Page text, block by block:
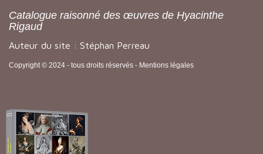
Catalogue raisonné des œuvres de Hyacinthe
Rigaud
Auteur du site : Stéphan Perreau
Copyright © 2024 - tous droits réservés - Mentions légales